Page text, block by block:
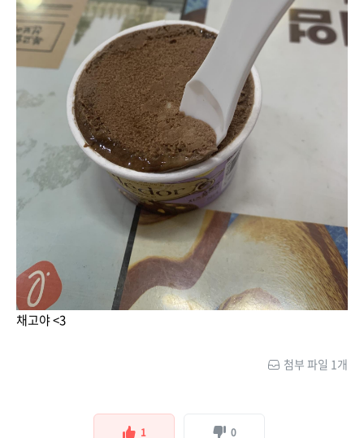
채고야 <3
첨부 파일 1개
1 0